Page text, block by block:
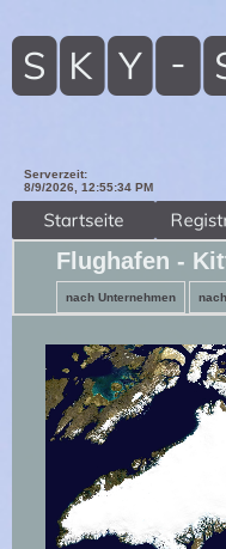
Serverzeit:
8/9/2026, 12:55:36 PM
Flughafen -
nach Unternehmen